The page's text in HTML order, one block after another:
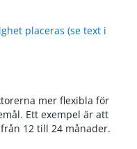
placeras (se text i
mer flexibla för
Ett exempel är att
12 till 24 månader.